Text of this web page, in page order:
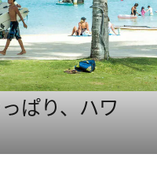
ぱり、ハワ